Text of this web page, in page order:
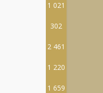
1 021
302
2 461
1 220
1 659